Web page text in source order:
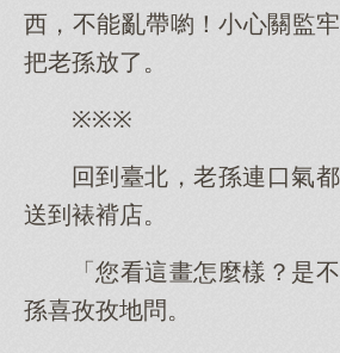
西，不能亂帶喲！小心關監
把老孫放了。
※※※
回到臺北，老孫連口氣
送到裱褙店。
「您看這畫怎麼樣？是
孫喜孜孜地問。